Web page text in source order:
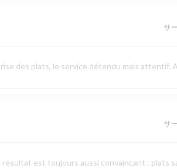
サ
des plats, le service détendu mais attentif.
サ
est toujours aussi convaincant : plats